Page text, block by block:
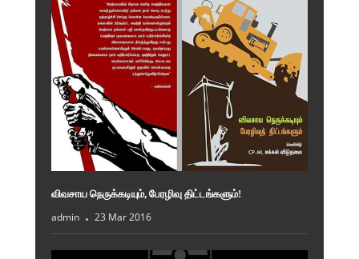
விவசாய நெருக்கடியும், பேரழிவு திட்டங்களும்!
admin 23 Mar 2016